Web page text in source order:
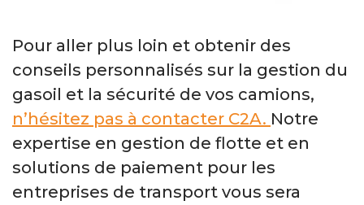
Pour aller plus loin et obtenir des
conseils personnalisés sur la gestion du
gasoil et la sécurité de vos camions,
n’hésitez pas à contacter C2A. Notre
expertise en gestion de flotte et en
solutions de paiement pour les
entreprises de transport vous sera